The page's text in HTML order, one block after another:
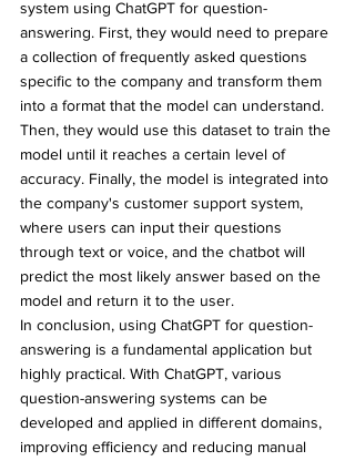
system using ChatGPT for question-
answering. First, they would need to prepare
a collection of frequently asked questions
specific to the company and transform them
into a format that the model can understand.
Then, they would use this dataset to train the
model until it reaches a certain level of
accuracy. Finally, the model is integrated into
the company's customer support system,
where users can input their questions
through text or voice, and the chatbot will
predict the most likely answer based on the
model and return it to the user.
In conclusion, using ChatGPT for question-
answering is a fundamental application but
highly practical. With ChatGPT, various
question-answering systems can be
developed and applied in different domains,
improving efficiency and reducing manual